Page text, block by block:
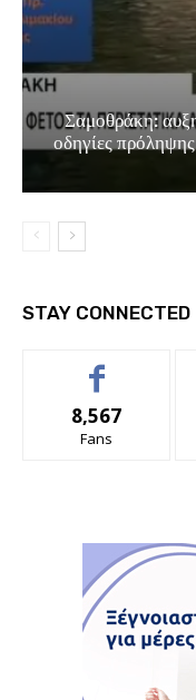
Σαμοθράκη:
οδηγίες
STAY CONNECTED
8,567
Fans